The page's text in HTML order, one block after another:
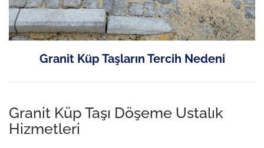
Granit Küp Taşların Tercih Nedeni
Granit Küp Taşı Döşeme Ustalık
Hizmetleri